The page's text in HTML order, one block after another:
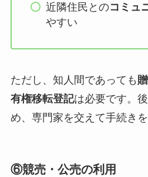
近隣住民とのコミュ
やすい
ただし、知人間であっても
有権移転登記は必要です。
め、専門家を交えて手続きを
⑥競売・公売の利用